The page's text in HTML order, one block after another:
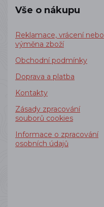
Vše o nákupu
Reklamace, vrácení nebo
výměna zboží
Obchodní podmínky
Doprava a platba
Kontakty
Zásady zpracování
souborů cookies
Informace o zpracování
osobních údajů